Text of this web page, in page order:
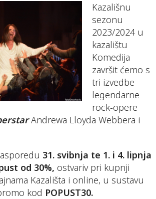
Kazališnu
sezonu
2023/2024 u
kazalištu
Komedija
završit ćemo s
tri izvedbe
legendarne
rock-opere
Andrewa Lloyda Webbera i
31. svibnja te 1. i 4. lipnja
od 30%, ostvariv pri kupnji
Kazališta i online, u sustavu
kod POPUST30.